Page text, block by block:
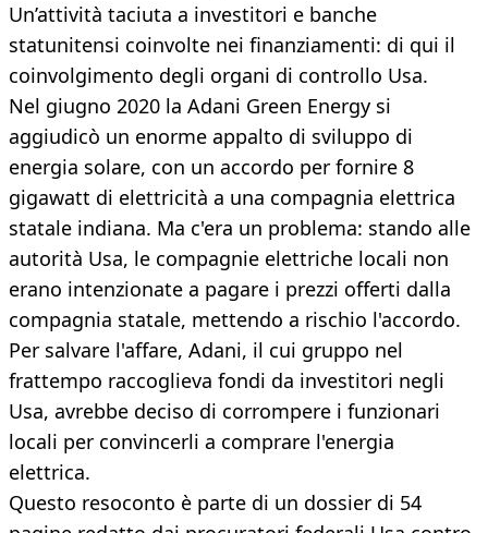
Un’attività taciuta a investitori e banche
statunitensi coinvolte nei finanziamenti: di qui il
coinvolgimento degli organi di controllo Usa.
Nel giugno 2020 la Adani Green Energy si
aggiudicò un enorme appalto di sviluppo di
energia solare, con un accordo per fornire 8
gigawatt di elettricità a una compagnia elettrica
statale indiana. Ma c'era un problema: stando alle
autorità Usa, le compagnie elettriche locali non
erano intenzionate a pagare i prezzi offerti dalla
compagnia statale, mettendo a rischio l'accordo.
Per salvare l'affare, Adani, il cui gruppo nel
frattempo raccoglieva fondi da investitori negli
Usa, avrebbe deciso di corrompere i funzionari
locali per convincerli a comprare l'energia
elettrica.
Questo resoconto è parte di un dossier di 54